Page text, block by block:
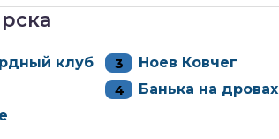
клуб
Ноев Ковчег
Банька на дровах